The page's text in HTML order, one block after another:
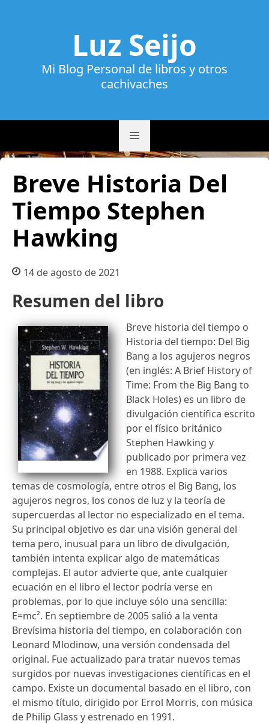
Luz Seijo
Mi Blog Personal de libros y otros
cachivaches
Breve Historia Del
Tiempo Stephen
Hawking
14 de agosto de 2021
Resumen del libro
Breve historia del tiempo o
Historia del tiempo: Del Big
Bang a los agujeros negros
(en inglés: A Brief History of
Time: From the Big Bang to
Black Holes) es un libro de
divulgación científica escrito
por el físico británico
Stephen Hawking y
publicado por primera vez
en 1988. Explica varios
temas de cosmología, entre otros el Big Bang, los
agujeros negros, los conos de luz y la teoría de
supercuerdas al lector no especializado en el tema.
Su principal objetivo es dar una visión general del
tema pero, inusual para un libro de divulgación,
también intenta explicar algo de matemáticas
complejas. El autor advierte que, ante cualquier
ecuación en el libro el lector podría verse en
problemas, por lo que incluye sólo una sencilla:
E=mc². En septiembre de 2005 salió a la venta
Brevísima historia del tiempo, en colaboración con
Leonard Mlodinow, una versión condensada del
original. Fue actualizado para tratar nuevos temas
surgidos por nuevas investigaciones científicas en el
campo. Existe un documental basado en el libro, con
el mismo título, dirigido por Errol Morris, con música
de Philip Glass y estrenado en 1991.